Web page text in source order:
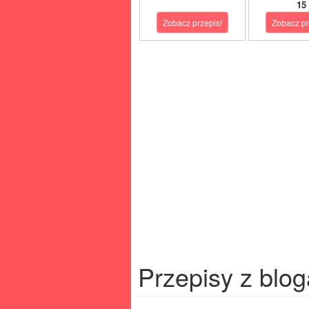
Zobacz przepis!
15
Zobacz
Przepisy z